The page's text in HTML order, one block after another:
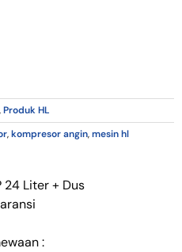
,Produk HL
,kompresor angin,mesin hl
24 Liter + Dus
: